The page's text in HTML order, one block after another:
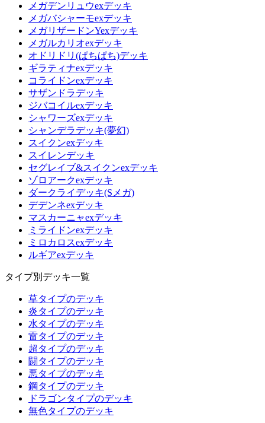
メガデンリュウexデッキ
メガバシャーモexデッキ
メガリザードンYexデッキ
メガルカリオexデッキ
オドリドリ(ぱちぱち)デッキ
ギラティナexデッキ
コライドンexデッキ
サザンドラデッキ
ジバコイルexデッキ
シャワーズexデッキ
シャンデラデッキ(夢幻)
スイクンexデッキ
スイレンデッキ
セグレイブ&スイクンexデッキ
ゾロアークexデッキ
ダークライデッキ(Sメガ)
デデンネexデッキ
マスカーニャexデッキ
ミライドンexデッキ
ミロカロスexデッキ
ルギアexデッキ
タイプ別デッキ一覧
草タイプのデッキ
炎タイプのデッキ
水タイプのデッキ
雷タイプのデッキ
超タイプのデッキ
闘タイプのデッキ
悪タイプのデッキ
鋼タイプのデッキ
ドラゴンタイプのデッキ
無色タイプのデッキ